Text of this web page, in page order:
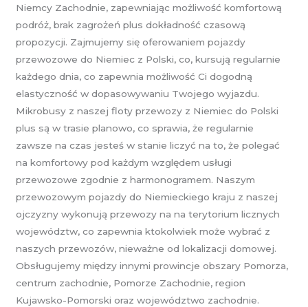
Niemcy Zachodnie, zapewniając możliwość komfortową
podróż, brak zagrożeń plus dokładność czasową
propozycji. Zajmujemy się oferowaniem pojazdy
przewozowe do Niemiec z Polski, co, kursują regularnie
każdego dnia, co zapewnia możliwość Ci dogodną
elastyczność w dopasowywaniu Twojego wyjazdu.
Mikrobusy z naszej floty przewozy z Niemiec do Polski
plus są w trasie planowo, co sprawia, że regularnie
zawsze na czas jesteś w stanie liczyć na to, że polegać
na komfortowy pod każdym względem usługi
przewozowe zgodnie z harmonogramem. Naszym
przewozowym pojazdy do Niemieckiego kraju z naszej
ojczyzny wykonują przewozy na na terytorium licznych
województw, co zapewnia ktokolwiek może wybrać z
naszych przewozów, nieważne od lokalizacji domowej.
Obsługujemy między innymi prowincje obszary Pomorza,
centrum zachodnie, Pomorze Zachodnie, region
Kujawsko-Pomorski oraz województwo zachodnie.